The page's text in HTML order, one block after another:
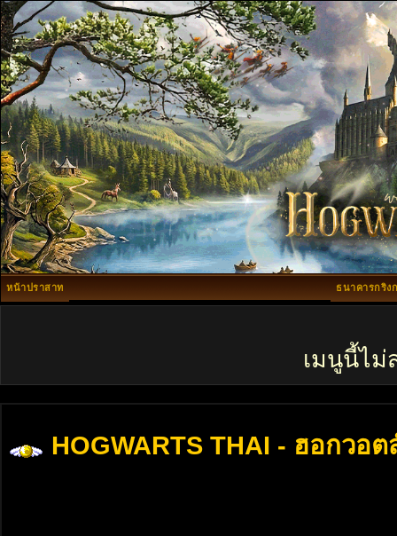
หน้าปราสาท ธนาคารกริง
เมนูนี้ไม่
HOGWARTS THAI - ฮอกวอต